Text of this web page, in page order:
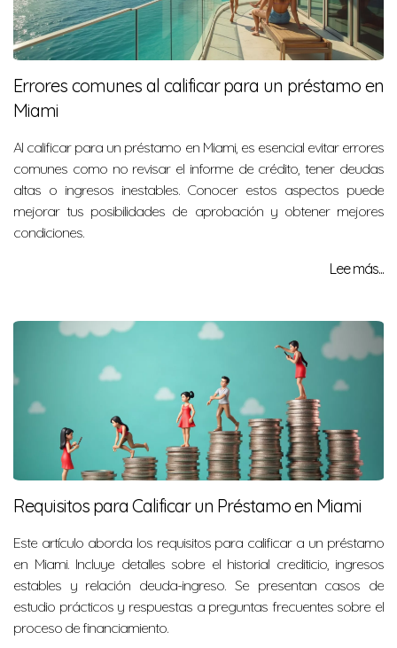
Errores comunes al calificar para un préstamo en
Miami
Al calificar para un préstamo en Miami, es esencial evitar errores
comunes como no revisar el informe de crédito, tener deudas
altas o ingresos inestables. Conocer estos aspectos puede
mejorar tus posibilidades de aprobación y obtener mejores
condiciones.
Lee más...
Requisitos para Calificar un Préstamo en Miami
Este artículo aborda los requisitos para calificar a un préstamo
en Miami. Incluye detalles sobre el historial crediticio, ingresos
estables y relación deuda-ingreso. Se presentan casos de
estudio prácticos y respuestas a preguntas frecuentes sobre el
proceso de financiamiento.